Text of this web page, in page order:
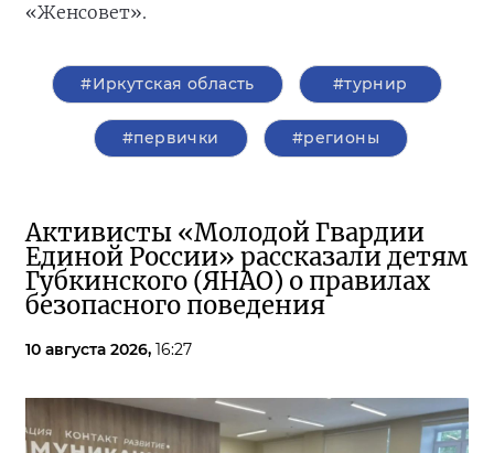
«Женсовет».
#Иркутская область #турнир
#первички #регионы
Активисты «Молодой Гвардии
Единой России» рассказали детям
Губкинского (ЯНАО) о правилах
безопасного поведения
10 августа 2026, 16:27